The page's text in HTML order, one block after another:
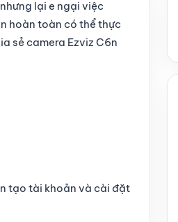
lại e ngại việc
hoàn toàn có thể thực
sẻ camera Ezviz C6n
tạo tài khoản và cài đặt